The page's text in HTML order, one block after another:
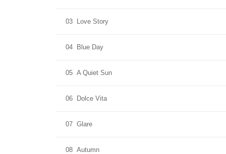
03 Love Story
04 Blue Day
05 A Quiet Sun
06 Dolce Vita
07 Glare
08 Autumn